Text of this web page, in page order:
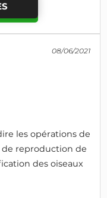
08/06/2021
les opérations de
reproduction de
des oiseaux